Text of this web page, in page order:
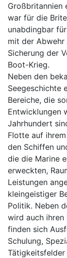
Großbritannien
war für die
unabdingbar
mit der
Sicherung der
Boot-Krieg.
Neben den
Seegeschichte
Bereiche, die
Entwicklungen
Jahrhundert
Flotte auf
den Schiffen
die die Marine
erweckten,
Leistungen
kleingeistiger
Politik. Neben
wird auch ihren
finden sich
Schulung,